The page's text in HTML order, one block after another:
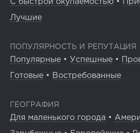
С быстрой окупаемостью •
Лучшие
ПОПУЛЯРНОСТЬ И РЕПУТАЦИЯ
Популярные • Успешные •
Готовые • Востребованные
ГЕОГРАФИЯ
Для маленького города •